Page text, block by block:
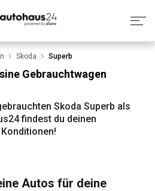
& Antworten
die Inzahlungnahme
Skoda Superb
Gebrauchtwagen
Skoda Superb als
findest du deinen
Autos für deine